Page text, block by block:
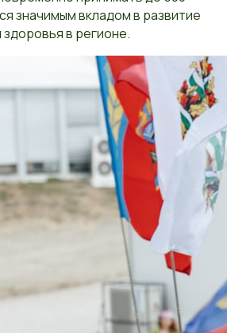
значимым вкладом в развитие
в регионе.